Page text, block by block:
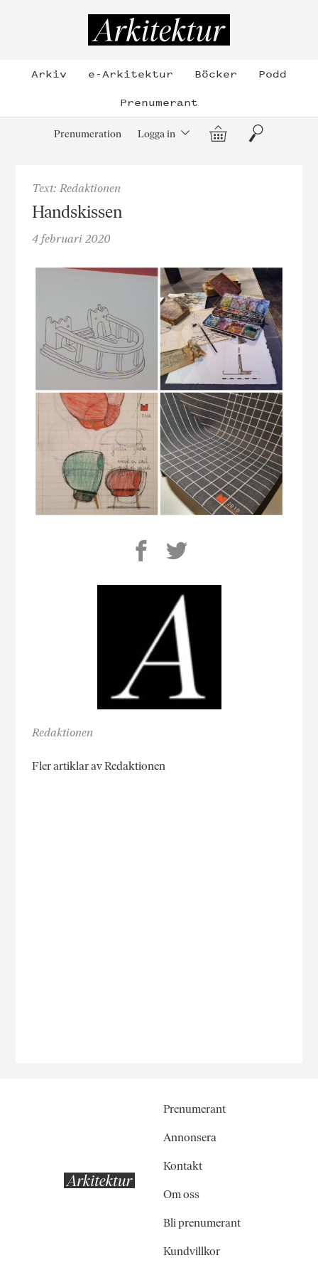
Arkiv e-Arkitektur Böcker
Podd
Prenumerant
Prenumeration Logga in Varukorg
Sök
Text: Redaktionen
Handskissen
4 februari 2020
Redaktionen
Fler artiklar av Redaktionen
Prenumerant
Annonsera
Kontakt
Om oss
Bli prenumerant
Kundvillkor